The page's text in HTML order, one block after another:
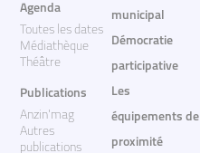
Agenda
Toutes les dates
Médiathèque
Théâtre
Publications
Anzin'mag
Autres
publications
municipal
Démocratie
participative
Les
équipements de
proximité